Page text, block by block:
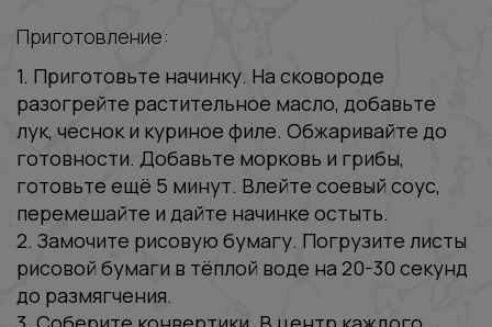
Приготовление:
1. Приготовьте начинку. На сковороде
разогрейте растительное масло, добавьте
лук, чеснок и куриное филе. Обжаривайте до
готовности. Добавьте морковь и грибы,
готовьте ещё 5 минут. Влейте соевый соус,
перемешайте и дайте начинке остыть.
2. Замочите рисовую бумагу. Погрузите листы
рисовой бумаги в тёплой воде на 20-30 секунд
до размягчения.